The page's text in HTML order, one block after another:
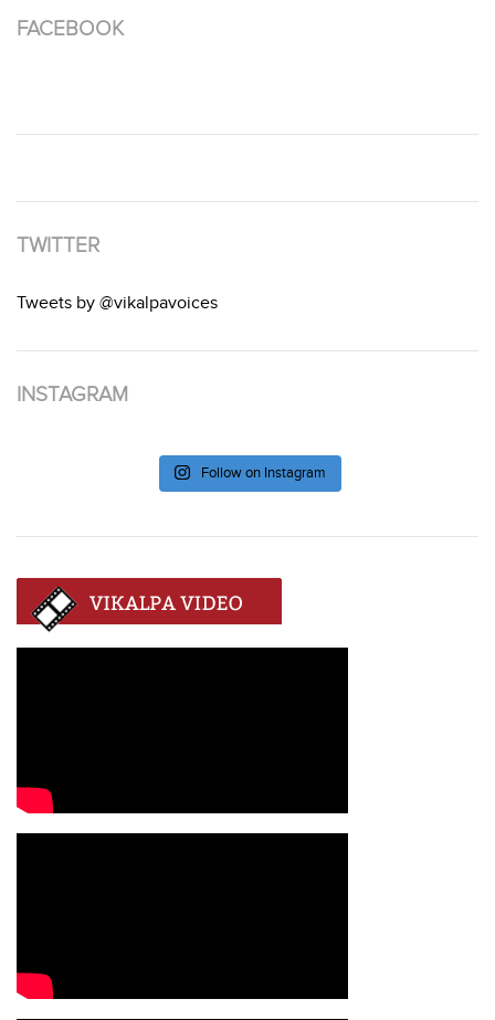
FACEBOOK
TWITTER
Tweets by @vikalpavoices
INSTAGRAM
Follow on Instagram